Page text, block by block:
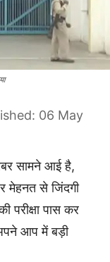
06 May
सामने आई है,
मेहनत से जिंदगी
परीक्षा पास कर
आप में बड़ी